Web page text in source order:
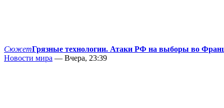
СюжетГрязные технологии. Атаки РФ на выборы во
Новости мира — Вчера, 23:39